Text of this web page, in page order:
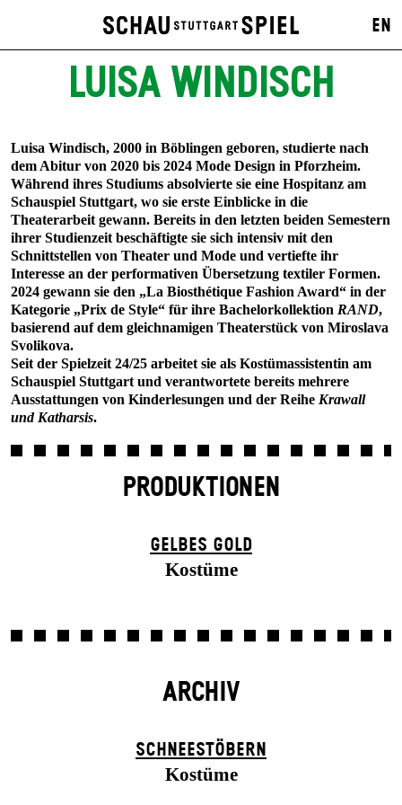
EN
LUISA WINDISCH
Luisa Windisch, 2000 in Böblingen geboren, studierte nach
dem Abitur von 2020 bis 2024 Mode Design in Pforzheim.
Während ihres Studiums absolvierte sie eine Hospitanz am
Schauspiel Stuttgart, wo sie erste Einblicke in die
Theaterarbeit gewann. Bereits in den letzten beiden Semestern
ihrer Studienzeit beschäftigte sie sich intensiv mit den
Schnittstellen von Theater und Mode und vertiefte ihr
Interesse an der performativen Übersetzung textiler Formen.
2024 gewann sie den „La Biosthétique Fashion Award“ in der
Kategorie „Prix de Style“ für ihre Bachelorkollektion RAND,
basierend auf dem gleichnamigen Theaterstück von Miroslava
Svolikova.
Seit der Spielzeit 24/25 arbeitet sie als Kostümassistentin am
Schauspiel Stuttgart und verantwortete bereits mehrere
Ausstattungen von Kinderlesungen und der Reihe Krawall
und Katharsis.
PRODUKTIONEN
GELBES GOLD
Kostüme
ARCHIV
SCHNEE­STÖBERN
Kostüme